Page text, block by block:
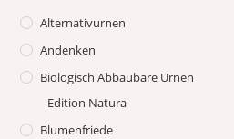
Alternativurnen
Andenken
Biologisch Abbaubare Urnen
Edition Natura
Blumenfriede